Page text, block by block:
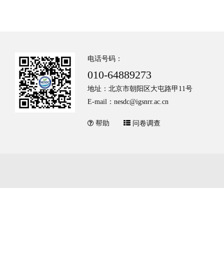
电话号码：
010-64889273
地址：北京市朝阳区大屯路甲11号
E-mail：nesdc@igsnrr.ac.cn
帮助 问卷调查